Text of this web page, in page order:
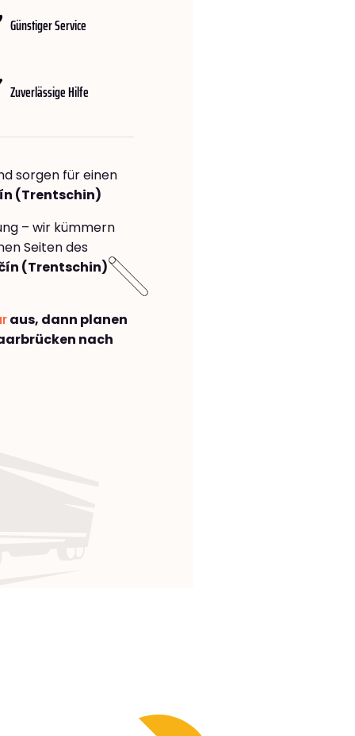
Günstiger Service
Zuverlässige Hilfe
sorgen für einen
(Trentschin)
– wir kümmern
Seiten des
(Trentschin)
aus, dann planen
nach